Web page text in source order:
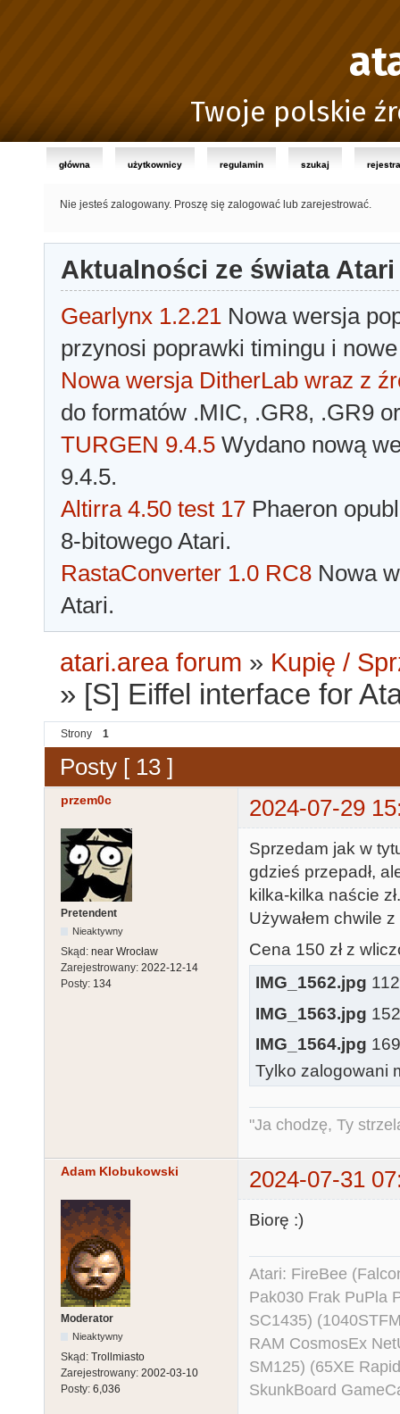
Twoje polskie
główna użytkownicy regulamin szukaj
Nie jesteś zalogowany. Proszę się zalogować lub zarejestrować.
Aktualności ze świata Atari
Gearlynx 1.2.21 Nowa wersja
przynosi poprawki timingu i
Nowa wersja DitherLab wraz z
do formatów .MIC, .GR8, .GR9
TURGEN 9.4.5 Wydano nową
9.4.5.
Altirra 4.50 test 17 Phaeron
8-bitowego Atari.
RastaConverter 1.0 RC8 Nowa
Atari.
atari.area forum » Kupię /
» [S] Eiffel interface for
Strony 1
Posty [ 13 ]
przem0c 2024-07-29
Pretendent
Nieaktywny
Skąd: near Wrocław
Zarejestrowany: 2022-12-14
Posty: 134
Sprzedam jak w
gdzieś przepadł,
kilka-kilka naście zł.
Używałem chwile
Cena 150 zł z
IMG_1562.jpg
IMG_1563.jpg
IMG_1564.jpg
Tylko zalogowani
"Ja chodzę, Ty
Adam Klobukowski 2024-07-31
Moderator
Nieaktywny
Skąd: Trollmiasto
Zarejestrowany: 2002-03-10
Posty: 6,036
Biorę :)
Atari: FireBee
Pak030 Frak PuPla
SC1435)
RAM CosmosEx
SM125) (65XE
SkunkBoard